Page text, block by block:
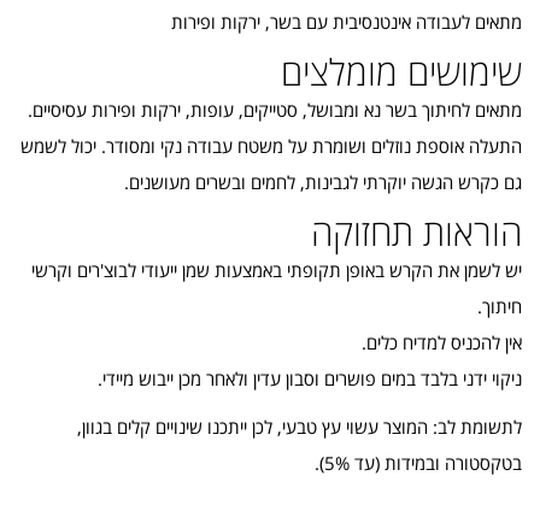
מתאים לעבודה אינטנסיבית עם בשר, ירקות ופירות
שימושים מומלצים
מתאים לחיתוך בשר נא ומבושל, סטייקים, עופות, ירקות ופירות עסיסיים.
התעלה אוספת נוזלים ושומרת על משטח עבודה נקי ומסודר. יכול לשמש
גם כקרש הגשה יוקרתי לגבינות, לחמים ובשרים מעושנים.
הוראות תחזוקה
יש לשמן את הקרש באופן תקופתי באמצעות שמן ייעודי לבוצ'רים וקרשי
חיתוך.
אין להכניס למדיח כלים.
ניקוי ידני בלבד במים פושרים וסבון עדין ולאחר מכן ייבוש מיידי.
לתשומת לב: המוצר עשוי עץ טבעי, לכן ייתכנו שינויים קלים בגוון,
בטקסטורה ובמידות (עד 5%).